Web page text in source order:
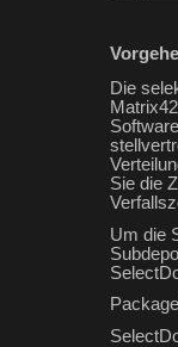
Die
Sie die
Um die